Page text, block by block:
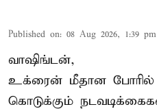
Published on: 08 Aug 2026, 1:39 pm
வாஷிங்டன்,
உக்ரைன் மீதான போரில்
கொடுக்கும்